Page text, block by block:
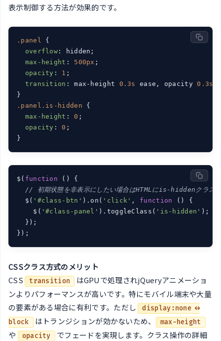
表示制御する方法が効果的です。
.panel {
overflow : hidden;
max-height : 500px ;
opacity : 1 ;
transition : max-height 0.3s ease, opacity 0.3s
.panel .is-hidden {
max-height : 0 ;
opacity : 0 ;
}
$( function ( ) {
// 初期状態を非表示にしたい場合はHTMLにis-hiddenクラス
  $(
'#class-btn' ).on( 'click' , function ( ) {
    $(
'#class-panel' ).toggleClass( 'is-hidden' );
  });
});
CSSクラス方式のメリット
CSS
transition
はGPUで処理されjQueryアニメーショ
ンよりパフォーマンスが高いです。特にモバイル端末や大量
の要素がある場合に有利です。ただし display:none ↔
block はトランジションが効かないため、 max-height
や opacity
でフェードを実現します。クラス操作の詳細